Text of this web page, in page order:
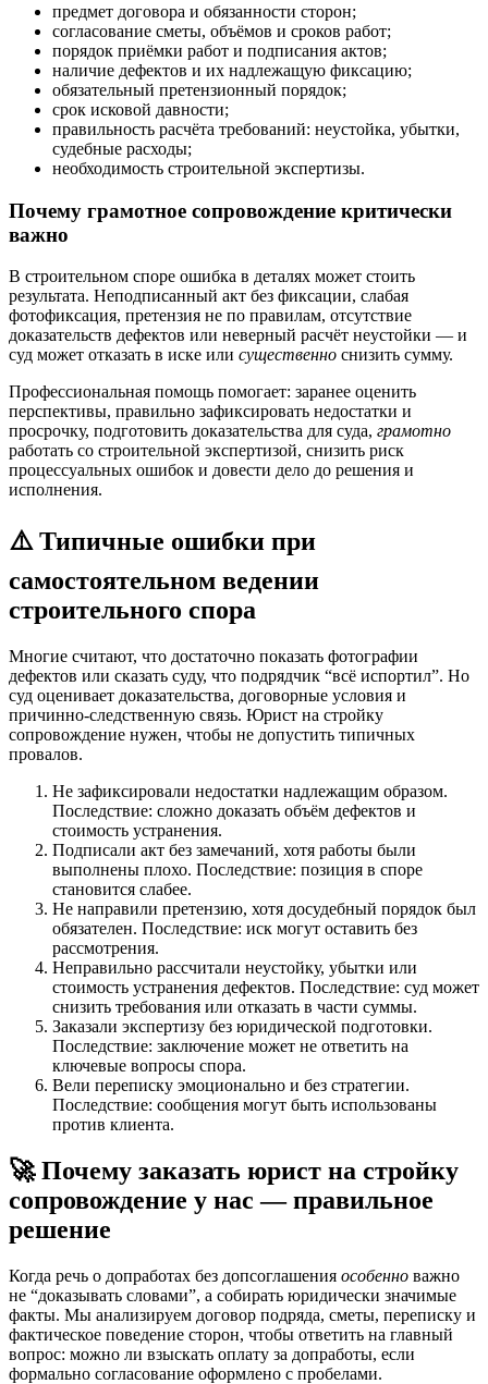
предмет договора и обязанности сторон;
согласование сметы, объёмов и сроков работ;
порядок приёмки работ и подписания актов;
наличие дефектов и их надлежащую фиксацию;
обязательный претензионный порядок;
срок исковой давности;
правильность расчёта требований: неустойка, убытки,
судебные расходы;
необходимость строительной экспертизы.
Почему грамотное сопровождение критически
важно
В строительном споре ошибка в деталях может стоить
результата. Неподписанный акт без фиксации, слабая
фотофиксация, претензия не по правилам, отсутствие
доказательств дефектов или неверный расчёт неустойки — и
суд может отказать в иске или существенно снизить сумму.
Профессиональная помощь помогает: заранее оценить
перспективы, правильно зафиксировать недостатки и
просрочку, подготовить доказательства для суда, грамотно
работать со строительной экспертизой, снизить риск
процессуальных ошибок и довести дело до решения и
исполнения.
⚠️ Типичные ошибки при
самостоятельном ведении
строительного спора
Многие считают, что достаточно показать фотографии
дефектов или сказать суду, что подрядчик “всё испортил”. Но
суд оценивает доказательства, договорные условия и
причинно-следственную связь. Юрист на стройку
сопровождение нужен, чтобы не допустить типичных
провалов.
Не зафиксировали недостатки надлежащим образом.
Последствие: сложно доказать объём дефектов и
стоимость устранения.
Подписали акт без замечаний, хотя работы были
выполнены плохо. Последствие: позиция в споре
становится слабее.
Не направили претензию, хотя досудебный порядок был
обязателен. Последствие: иск могут оставить без
рассмотрения.
Неправильно рассчитали неустойку, убытки или
стоимость устранения дефектов. Последствие: суд может
снизить требования или отказать в части суммы.
Заказали экспертизу без юридической подготовки.
Последствие: заключение может не ответить на
ключевые вопросы спора.
Вели переписку эмоционально и без стратегии.
Последствие: сообщения могут быть использованы
против клиента.
🚀 Почему заказать юрист на стройку
сопровождение у нас — правильное
решение
Когда речь о допработах без допсоглашения особенно важно
не “доказывать словами”, а собирать юридически значимые
факты. Мы анализируем договор подряда, сметы, переписку и
фактическое поведение сторон, чтобы ответить на главный
вопрос: можно ли взыскать оплату за допработы, если
формально согласование оформлено с пробелами.